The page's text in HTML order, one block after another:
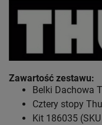
Zawartość zestawu:
Belki Dachowa
Cztery stopy
Kit 186035